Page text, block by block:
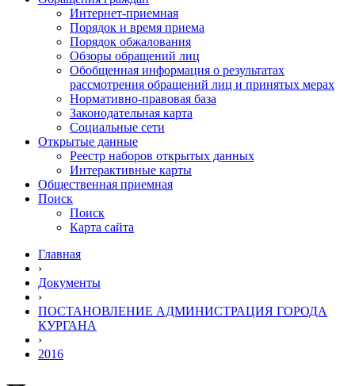
Интернет-приемная
Порядок и время приема
Порядок обжалования
Обзоры обращений лиц
Обобщенная информация о результатах
рассмотрения обращений лиц и принятых мерах
Нормативно-правовая база
Законодательная карта
Социальные сети
Открытые данные
Реестр наборов открытых данных
Интерактивные карты
Общественная приемная
Поиск
Поиск
Карта сайта
Главная
›
Документы
›
ПОСТАНОВЛЕНИЕ АДМИНИСТРАЦИЯ ГОРОДА
КУРГАНА
›
2016